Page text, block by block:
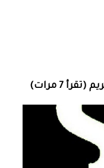
7 مرات)